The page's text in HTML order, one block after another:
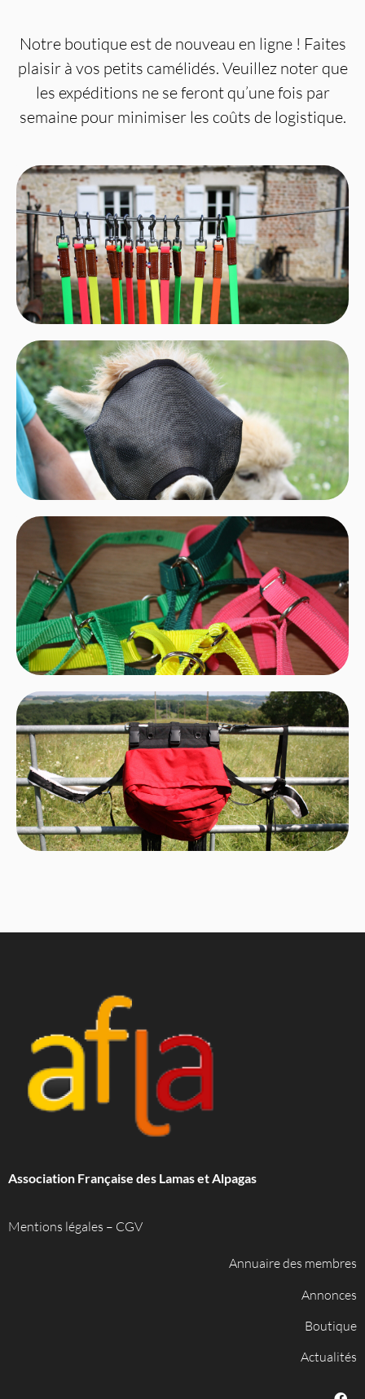
Notre boutique est de nouveau en ligne ! Faites
plaisir à vos petits camélidés. Veuillez noter que
les expéditions ne se feront qu’une fois par
semaine pour minimiser les coûts de logistique.
Association Française des Lamas et Alpagas
Mentions légales – CGV
Annuaire des membres
Annonces
Boutique
Actualités